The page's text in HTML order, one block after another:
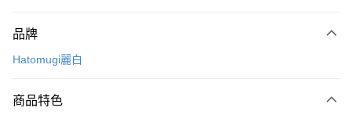
信用卡一次付款
3 期 0 利率 每期
品牌
Hatomugi麗白
商品特色